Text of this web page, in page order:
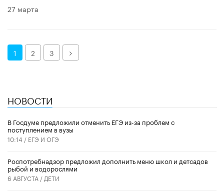
27 марта
1 2 3 Далее
НОВОСТИ
В Госдуме предложили отменить ЕГЭ из-за проблем с
поступлением в вузы
10:14 / ЕГЭ И ОГЭ
Роспотребнадзор предложил дополнить меню школ и детсадов
рыбой и водорослями
6 АВГУСТА / ДЕТИ